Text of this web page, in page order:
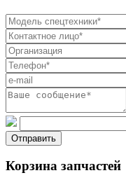
Отправить
Корзина запчастей